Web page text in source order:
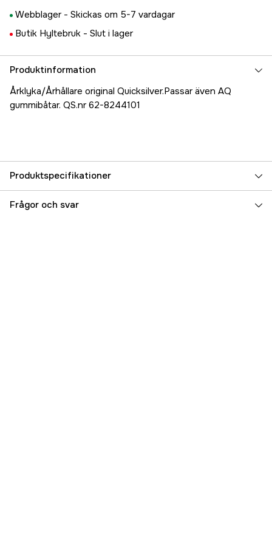
Webblager - Skickas om 5-7 vardagar
Butik Hyltebruk - Slut i lager
Produktinformation
Årklyka/Århållare original Quicksilver.Passar även AQ
gummibåtar. QS.nr 62-8244101
Produktspecifikationer
Referensnummer 5000025986
Frågor och svar